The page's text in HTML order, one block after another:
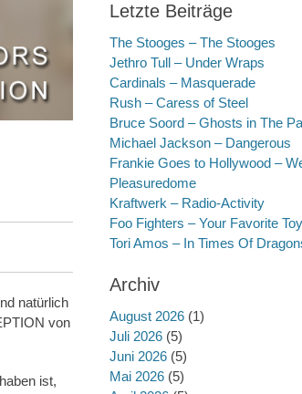
natürlich
von
ist,
Letzte Beiträge
The Stooges – The Stooges
Jethro Tull – Under Wraps
Cardinals – Masquerade
Rush – Caress of Steel
Bruce Soord – Ghosts in The
Michael Jackson – Dangerous
Frankie Goes to Hollywood –
Pleasuredome
Kraftwerk – Radio-Activity
Foo Fighters – Your Favorite Toy
Tori Amos – In Times Of
Archiv
August 2026 (1)
Juli 2026 (5)
Juni 2026 (5)
Mai 2026 (5)